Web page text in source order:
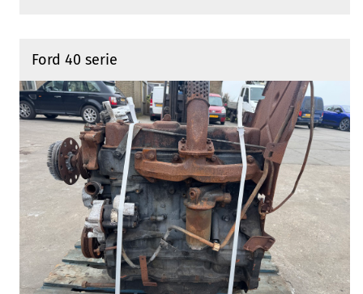
Ford 40 serie